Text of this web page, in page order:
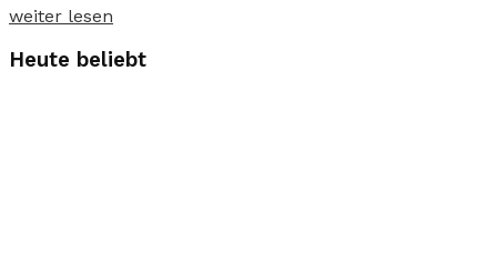
weiter lesen
Heute beliebt